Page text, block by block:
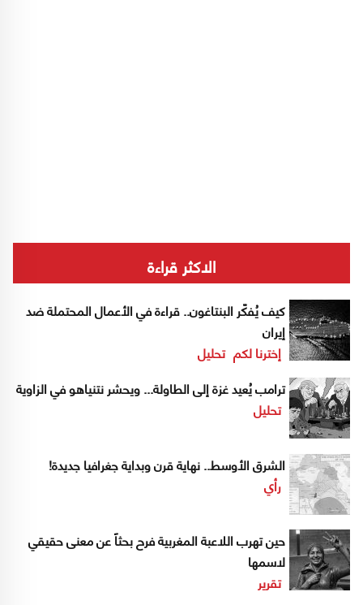
الاكثر قراءة
كيف يُفكّر البنتاغون.. قراءة في الأعمال المحتملة ضد
إيران
إخترنا لكم تحليل
ترامب يُعيد غزة إلى الطاولة... ويحشر نتنياهو في الزاوية
تحليل
الشرق الأوسط.. نهاية قرن وبداية جغرافيا جديدة!
رأي
حين تهرب اللاعبة المغربية فرح بحثاً عن معنى حقيقي
لاسمها
تقرير